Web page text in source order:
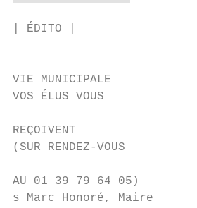
| ÉDITO |
VIE MUNICIPALE
VOS ÉLUS VOUS
REÇOIVENT
(SUR RENDEZ-VOUS
AU 01 39 79 64 05)
s Marc Honoré, Maire